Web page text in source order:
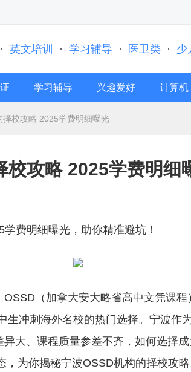
· 英文培训 · 学习辅导 · 医卫类 · 少
学习辅导 兴趣爱好 计算机
择校攻略 2025学费明细曝光
校攻略 2025学费明细
费明细曝光，助你精准避坑！
（加拿大安大略省高中文凭课程
生冲刺海外名校的热门选择。宁波作
大、课程质量参差不齐，如何选择
为你揭秘宁波OSSD机构的择校攻略